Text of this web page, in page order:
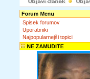
Forum Menu
Spisek forumov
Uporabniki
Najpopularnejši topici
NE ZAMUDITE